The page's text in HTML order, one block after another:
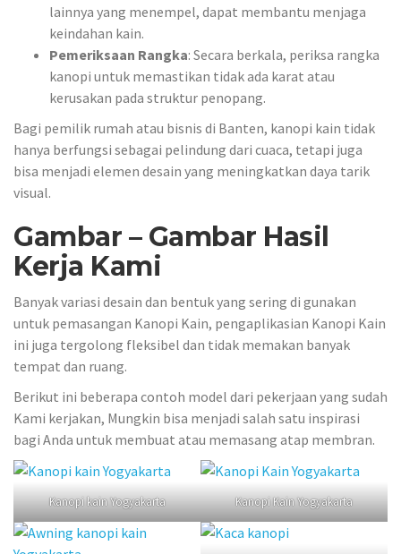
lainnya yang menempel, dapat membantu menjaga
keindahan kain.
Pemeriksaan Rangka: Secara berkala, periksa rangka
kanopi untuk memastikan tidak ada karat atau
kerusakan pada struktur penopang.
Bagi pemilik rumah atau bisnis di Banten, kanopi kain tidak
hanya berfungsi sebagai pelindung dari cuaca, tetapi juga
bisa menjadi elemen desain yang meningkatkan daya tarik
visual.
Gambar – Gambar Hasil
Kerja Kami
Banyak variasi desain dan bentuk yang sering di gunakan
untuk pemasangan Kanopi Kain, pengaplikasian Kanopi Kain
ini juga tergolong fleksibel dan tidak memakan banyak
tempat dan ruang.
Berikut ini beberapa contoh model dari pekerjaan yang sudah
Kami kerjakan, Mungkin bisa menjadi salah satu inspirasi
bagi Anda untuk membuat atau memasang atap membran.
Kanopi kain Yogyakarta Kanopi Kain Yogyakarta